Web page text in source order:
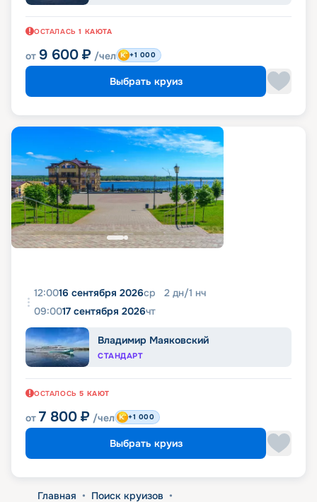
ОСТАЛАСЬ 1 КАЮТА
от 9 600 ₽ /чел +1 000
Выбрать круиз
12:0016 сентября 2026ср 2 дн/1 нч
09:0017 сентября 2026чт
Владимир Маяковский
СТАНДАРТ
ОСТАЛОСЬ 5 КАЮТ
от 7 800 ₽ /чел +1 000
Выбрать круиз
Главная • Поиск круизов •